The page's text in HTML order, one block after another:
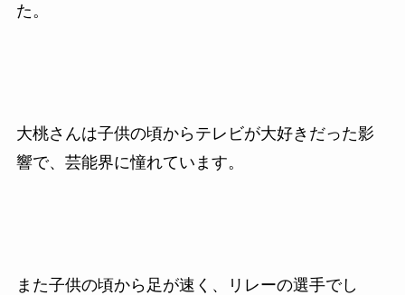
た。
大桃さんは子供の頃からテレビが大好きだった影
響で、芸能界に憧れています。
また子供の頃から足が速く、リレーの選手でし